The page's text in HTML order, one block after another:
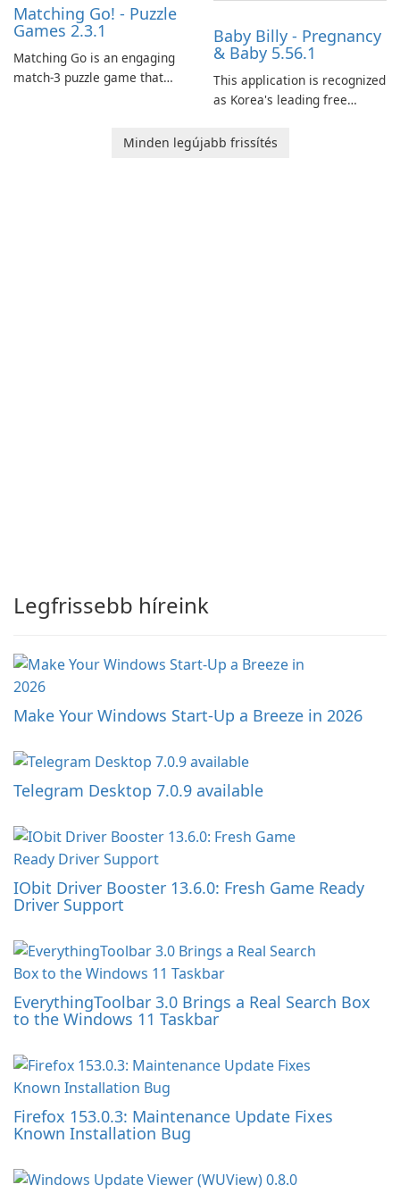
Matching Go! - Puzzle
Games 2.3.1
Matching Go is an engaging
match-3 puzzle game that
Ollie, on an adventurous
Baby Billy - Pregnancy
& Baby 5.56.1
This application is recognized
as Korea's leading free
baby tracking, offering
Minden legújabb frissítés
Legfrissebb híreink
Make Your Windows Start-Up a Breeze in 2026
Telegram Desktop 7.0.9 available
IObit Driver Booster 13.6.0: Fresh Game Ready
Driver Support
EverythingToolbar 3.0 Brings a Real Search Box
to the Windows 11 Taskbar
Firefox 153.0.3: Maintenance Update Fixes
Known Installation Bug